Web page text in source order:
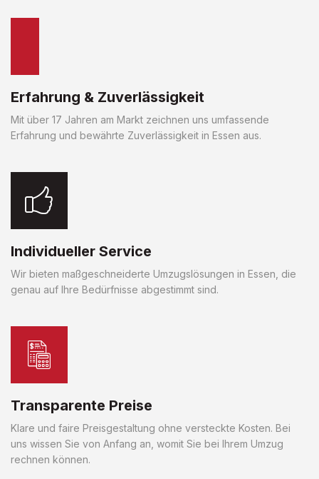
Erfahrung & Zuverlässigkeit
Mit über 17 Jahren am Markt zeichnen uns umfassende
Erfahrung und bewährte Zuverlässigkeit in Essen aus.
Individueller Service
Wir bieten maßgeschneiderte Umzugslösungen in Essen, die
genau auf Ihre Bedürfnisse abgestimmt sind.
Transparente Preise
Klare und faire Preisgestaltung ohne versteckte Kosten. Bei
uns wissen Sie von Anfang an, womit Sie bei Ihrem Umzug
rechnen können.